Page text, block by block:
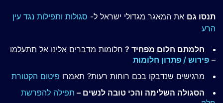
תנסו גם את המאגר מגדולי ישראל ל- סגולות ותפילות נגד עין
הרע
חלמתם חלום מפחיד ? חלומות מדברים אלינו אל תתעלמו
– פירוש / פתרון חלומות
מרגישים שנדבקו בכם רוחות רעות? תאמרו פיטום הקטורת
הסגולה השלימה והכי טובה לנשים – תפילה להפרשת